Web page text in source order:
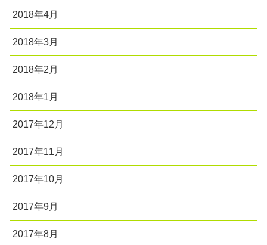
2018年4月
2018年3月
2018年2月
2018年1月
2017年12月
2017年11月
2017年10月
2017年9月
2017年8月